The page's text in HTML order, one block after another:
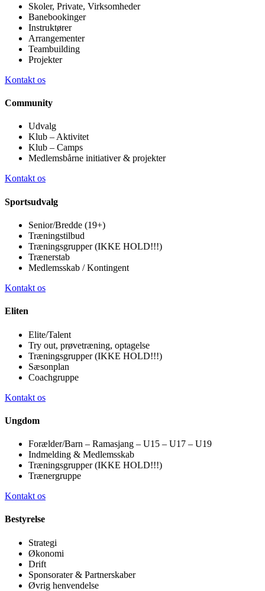
Skoler, Private, Virksomheder
Banebookinger
Instruktører
Arrangementer
Teambuilding
Projekter
Kontakt os
Community
Udvalg
Klub – Aktivitet
Klub – Camps
Medlemsbårne initiativer & projekter
Kontakt os
Sportsudvalg
Senior/Bredde (19+)
Træningstilbud
Træningsgrupper (IKKE HOLD!!!)
Trænerstab
Medlemsskab / Kontingent
Kontakt os
Eliten
Elite/Talent
Try out, prøvetræning, optagelse
Træningsgrupper (IKKE HOLD!!!)
Sæsonplan
Coachgruppe
Kontakt os
Ungdom
Forælder/Barn – Ramasjang – U15 – U17 – U19
Indmelding & Medlemsskab
Træningsgrupper (IKKE HOLD!!!)
Trænergruppe
Kontakt os
Bestyrelse
Strategi
Økonomi
Drift
Sponsorater & Partnerskaber
Øvrig henvendelse